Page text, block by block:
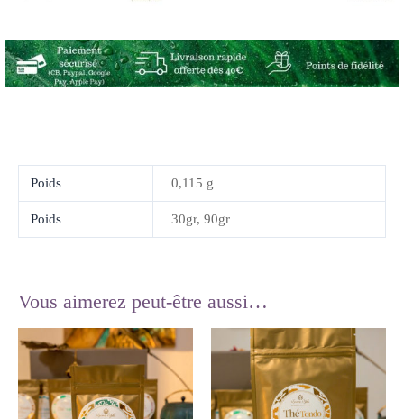
Poids 0,115 g
Poids 30gr, 90gr
Vous aimerez peut-être aussi…